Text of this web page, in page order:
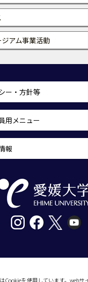
アム事業活動
Cookieを使用しています。webサ
ー・方針等
用メニュー
報